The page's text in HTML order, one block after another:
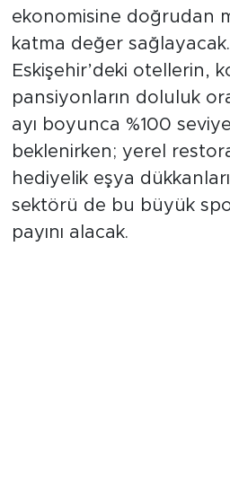
oluşturacağı binlerce
ekonomisine doğrudan
katma değer
Eskişehir’deki otellerin,
pansiyonların doluluk
ayı boyunca %100
beklenirken; yerel
hediyelik eşya dükkanları
sektörü de bu büyük